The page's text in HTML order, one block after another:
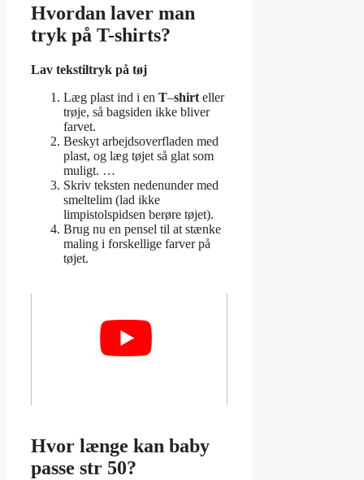
Hvordan laver man
tryk på T-shirts?
Lav tekstiltryk på tøj
Læg plast ind i en T–shirt eller
trøje, så bagsiden ikke bliver
farvet.
Beskyt arbejdsoverfladen med
plast, og læg tøjet så glat som
muligt. …
Skriv teksten nedenunder med
smeltelim (lad ikke
limpistolspidsen berøre tøjet).
Brug nu en pensel til at stænke
maling i forskellige farver på
tøjet.
Hvor længe kan baby
passe str 50?